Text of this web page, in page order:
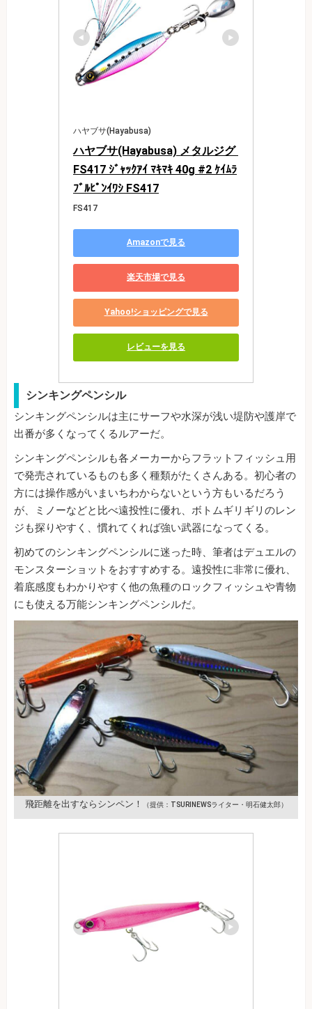
ハヤブサ(Hayabusa)
ハヤブサ(Hayabusa) メタルジグ
FS417 ｼﾞｬｯｸｱｲ ﾏｷﾏｷ 40g #2 ｹｲﾑﾗ
ﾌﾞﾙﾋﾟﾝｲﾜｼ FS417
FS417
Amazonで見る
楽天市場で見る
Yahoo!ショッピングで見る
レビューを見る
シンキングペンシル
シンキングペンシルは主にサーフや水深が浅い堤防や護岸で
出番が多くなってくるルアーだ。
シンキングペンシルも各メーカーからフラットフィッシュ用
で発売されているものも多く種類がたくさんある。初心者の
方には操作感がいまいちわからないという方もいるだろう
が、ミノーなどと比べ遠投性に優れ、ボトムギリギリのレン
ジも探りやすく、慣れてくれば強い武器になってくる。
初めてのシンキングペンシルに迷った時、筆者はデュエルの
モンスターショットをおすすめする。遠投性に非常に優れ、
着底感度もわかりやすく他の魚種のロックフィッシュや青物
にも使える万能シンキングペンシルだ。
飛距離を出すならシンペン！ （提供：TSURINEWSライター・明石健太郎）